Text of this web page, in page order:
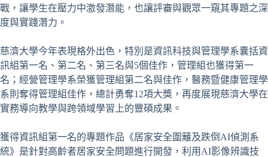
戰，讓學生在壓力中激發潛能，也讓評審與觀眾一窺其專題之深
度與實踐潛力。
慈濟大學今年表現格外出色，特別是資訊科技與管理學系囊括資
訊組第一名、第二名、第三名與5個佳作，管理組也獲得第一
名；經營管理學系榮獲管理組第二名與佳作，醫務暨健康管理學
系則奪得管理組佳作，總計勇奪12項大獎，再度展現慈濟大學在
實務導向教學與跨領域學習上的豐碩成果。
獲得資訊組第一名的專題作品《居家安全圍籬及跌倒AI偵測系
統》是針對高齡者居家安全問題進行開發，利用AI影像辨識技